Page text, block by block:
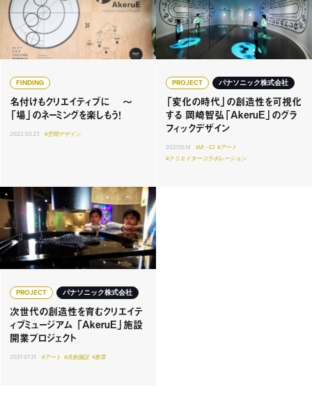
FINDING
名付けもクリエイティブに 〜
「場」のネーミングを楽しもう！
2022.03.23 #空間デザイン
PROJECT パナソニック株式会社
「変化の時代」の創造性を可視化
する 岡崎智弘「AkeruE」のグラ
フィックデザイン
2021.10.14 #VI・CI #アート
#クリエイターコラボレーション
PROJECT パナソニック株式会社
次世代の創造性を育むクリエイテ
ィブミュージアム 「AkeruE」施設
開業プロジェクト
2021.07.21 #アート #共創施設 #教育